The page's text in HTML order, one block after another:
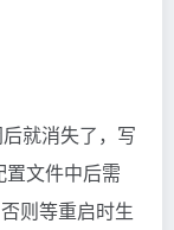
就消失了，写
文件中后需
则等重启时生